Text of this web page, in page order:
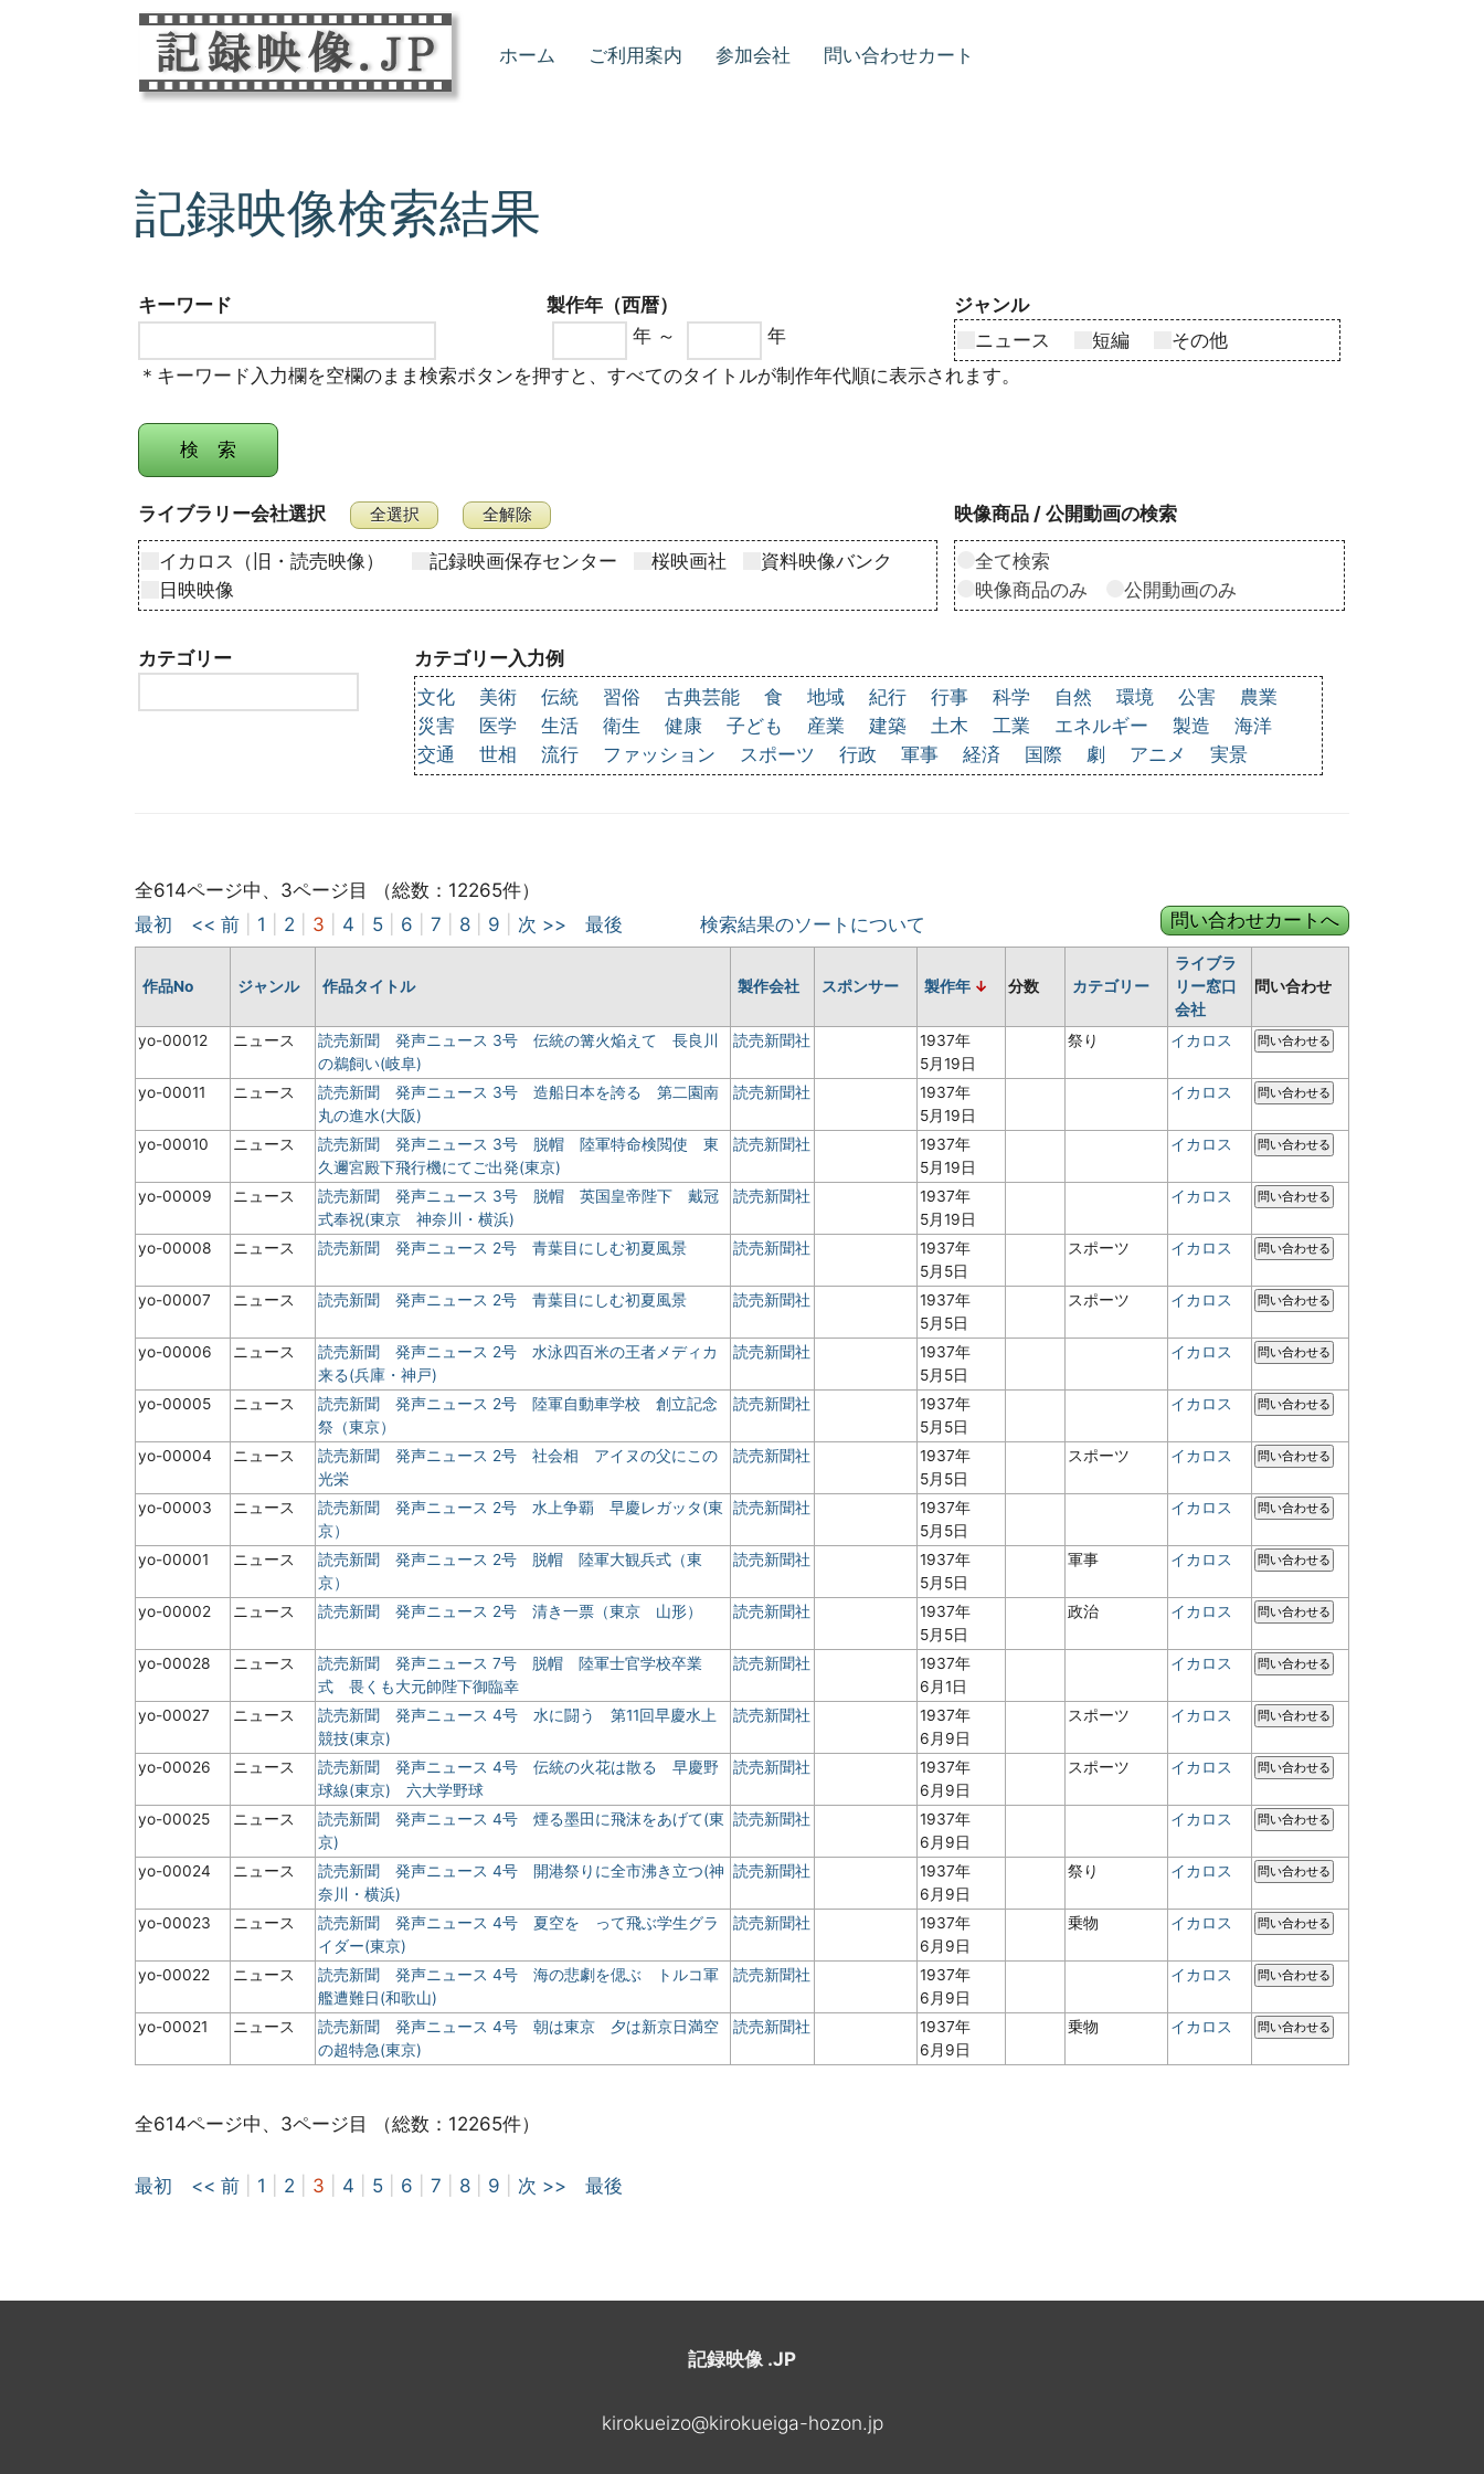
ホーム ご利用案内 参加会社 問い合わせカート
記録映像検索結果
キーワード
製作年（西暦）
年 ～
年
ジャンル
ニュース
短編
その他
＊キーワード入力欄を空欄のまま検索ボタンを押すと、すべてのタイトルが制作年代順に表示されます。
ライブラリー会社選択
イカロス（旧・読売映像） 記録映画保存センター 桜映画社
資料映像バンク
日映映像
映像商品 / 公開動画の検索
全て検索
映像商品のみ
公開動画のみ
カテゴリー
カテゴリー入力例
文化
美術 伝統 習俗 古典芸能 食 地域 紀行 行事 科学 自然 環境 公害
農業
災害
医学 生活 衛生 健康 子ども 産業 建築 土木 工業 エネルギー 製造
海洋
交通
世相 流行 ファッション スポーツ 行政 軍事 経済 国際 劇 アニメ 実景
全614ページ中、3ページ目 （総数：12265件）
最初
<< 前 1 2 3 4 5 6 7 8 9 次 >> 最後 検索結果のソートについて
作品No ジャンル 作品タイトル 製作会社 スポンサー 製作年 分数 カテゴリー
ライブラ
リー窓口
会社
問い合わせ
yo-00012 ニュース
読売新聞 発声ニュース 3号 伝統の篝火焔えて 長良川
の鵜飼い(岐阜)
読売新聞社
1937年
5月19日
祭り イカロス 問い合わせる
yo-00011 ニュース
読売新聞 発声ニュース 3号 造船日本を誇る 第二園南
丸の進水(大阪)
読売新聞社
1937年
5月19日
イカロス 問い合わせる
yo-00010 ニュース
読売新聞 発声ニュース 3号 脱帽 陸軍特命検閲使 東
久邇宮殿下飛行機にてご出発(東京)
読売新聞社
1937年
5月19日
イカロス 問い合わせる
yo-00009 ニュース
読売新聞 発声ニュース 3号 脱帽 英国皇帝陛下 戴冠
式奉祝(東京 神奈川・横浜)
読売新聞社
1937年
5月19日
イカロス 問い合わせる
yo-00008 ニュース 読売新聞 発声ニュース 2号 青葉目にしむ初夏風景 読売新聞社
1937年
5月5日
スポーツ イカロス 問い合わせる
yo-00007 ニュース 読売新聞 発声ニュース 2号 青葉目にしむ初夏風景 読売新聞社
1937年
5月5日
スポーツ イカロス 問い合わせる
yo-00006 ニュース
読売新聞 発声ニュース 2号 水泳四百米の王者メディカ
来る(兵庫・神戸)
読売新聞社
1937年
5月5日
イカロス 問い合わせる
yo-00005 ニュース
読売新聞 発声ニュース 2号 陸軍自動車学校 創立記念
祭（東京）
読売新聞社
1937年
5月5日
イカロス 問い合わせる
yo-00004 ニュース
読売新聞 発声ニュース 2号 社会相 アイヌの父にこの
光栄
読売新聞社
1937年
5月5日
スポーツ イカロス 問い合わせる
yo-00003 ニュース
読売新聞 発声ニュース 2号 水上争覇 早慶レガッタ(東
京）
読売新聞社
1937年
5月5日
イカロス 問い合わせる
yo-00001 ニュース
読売新聞 発声ニュース 2号 脱帽 陸軍大観兵式（東
京）
読売新聞社
1937年
5月5日
軍事 イカロス 問い合わせる
yo-00002 ニュース 読売新聞 発声ニュース 2号 清き一票（東京 山形） 読売新聞社
1937年
5月5日
政治 イカロス 問い合わせる
yo-00028 ニュース
読売新聞 発声ニュース 7号 脱帽 陸軍士官学校卒業
式 畏くも大元帥陛下御臨幸
読売新聞社
1937年
6月1日
イカロス 問い合わせる
yo-00027 ニュース
読売新聞 発声ニュース 4号 水に闘う 第11回早慶水上
競技(東京)
読売新聞社
1937年
6月9日
スポーツ イカロス 問い合わせる
yo-00026 ニュース
読売新聞 発声ニュース 4号 伝統の火花は散る 早慶野
球線(東京) 六大学野球
読売新聞社
1937年
6月9日
スポーツ イカロス 問い合わせる
yo-00025 ニュース
読売新聞 発声ニュース 4号 煙る墨田に飛沫をあげて(東
京)
読売新聞社
1937年
6月9日
イカロス 問い合わせる
yo-00024 ニュース
読売新聞 発声ニュース 4号 開港祭りに全市沸き立つ(神
奈川・横浜)
読売新聞社
1937年
6月9日
祭り イカロス 問い合わせる
yo-00023 ニュース
読売新聞 発声ニュース 4号 夏空を って飛ぶ学生グラ
イダー(東京)
読売新聞社
1937年
6月9日
乗物 イカロス 問い合わせる
yo-00022 ニュース
読売新聞 発声ニュース 4号 海の悲劇を偲ぶ トルコ軍
艦遭難日(和歌山)
読売新聞社
1937年
6月9日
イカロス 問い合わせる
yo-00021 ニュース
読売新聞 発声ニュース 4号 朝は東京 夕は新京日満空
の超特急(東京)
読売新聞社
1937年
6月9日
乗物 イカロス 問い合わせる
全614ページ中、3ページ目 （総数：12265件）
最初 << 前 1 2 3 4 5 6 7 8 9 次 >> 最後
記録映像 .JP
kirokueizo@kirokueiga-hozon.jp